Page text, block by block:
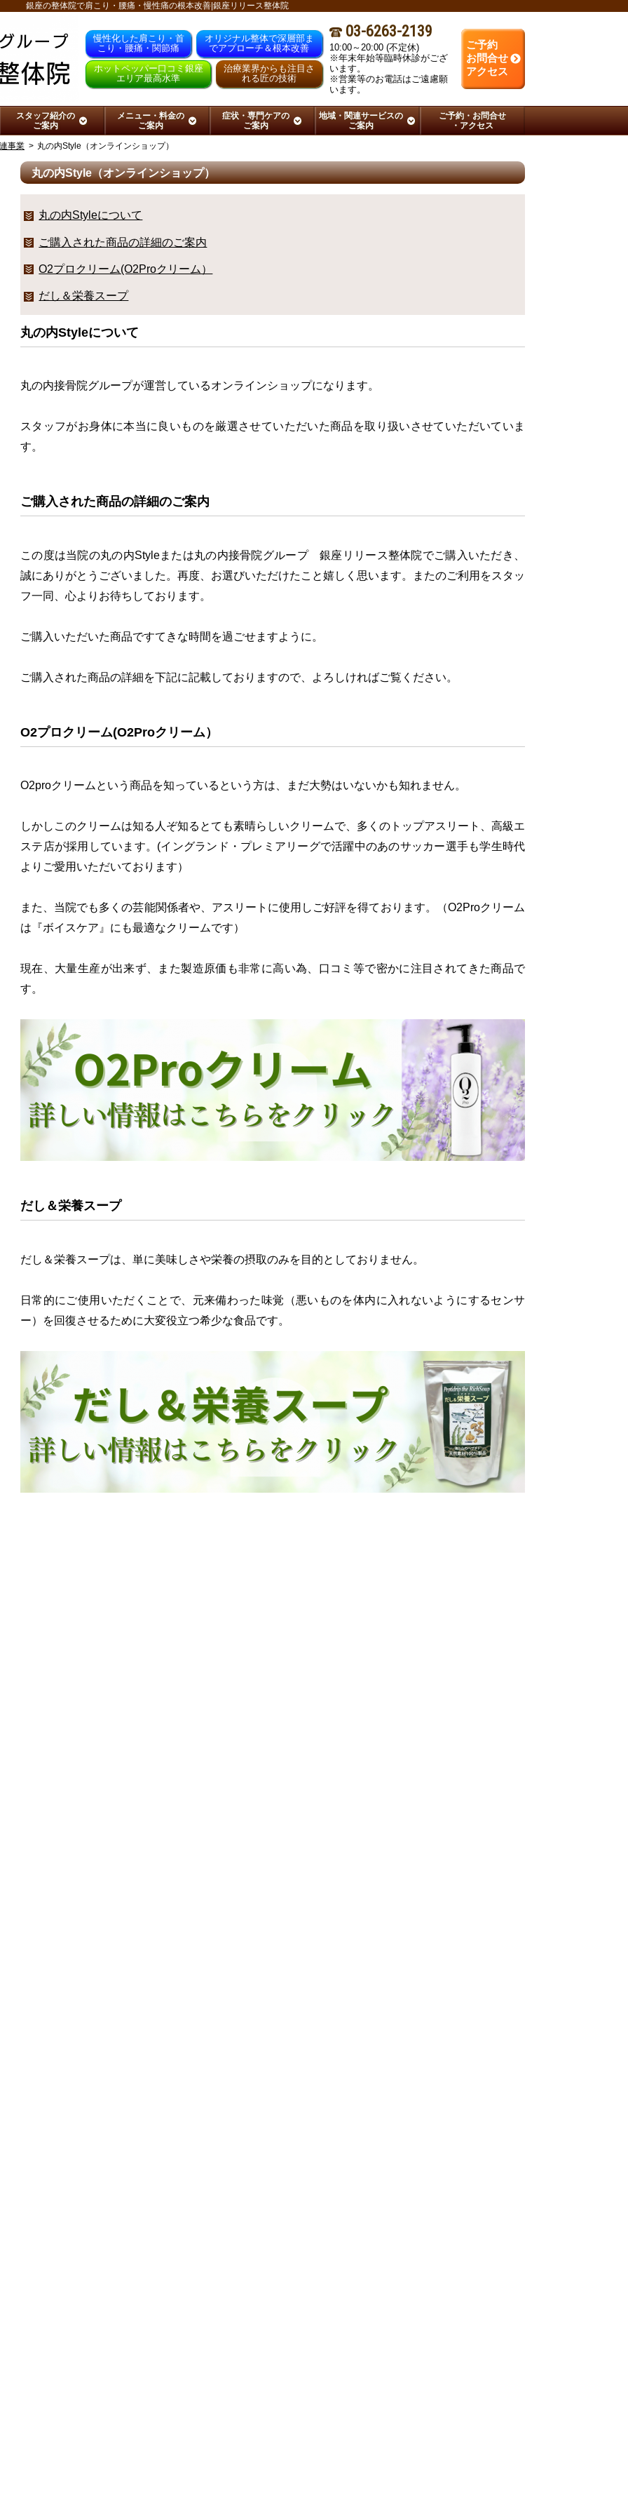
銀座の整体院で肩こり・腰痛・慢性痛の根本改善|銀座リリース整体院
慢性化した肩こり・首
こり・腰痛・関節痛
オリジナル整体で深層部ま
でアプローチ＆根本改善
ホットペッパー口コミ銀座
エリア最高水準
治療業界からも注目さ
れる匠の技術
03-6263-2139
10:00～20:00 (不定休)
※年末年始等臨時休診がござ
います。
※営業等のお電話はご遠慮願
います。
ご予約
お問合せ
アクセス
スタッフ紹介の
ご案内
メニュー・料金の
ご案内
症状・専門ケアの
ご案内
地域・関連サービスの
ご案内
ご予約・お問合せ
・アクセス
事業 丸の内Style（オンラインショップ）
丸の内Style（オンラインショップ）
丸の内Styleについて
ご購入された商品の詳細のご案内
O2プロクリーム(O2Proクリーム）
だし＆栄養スープ
丸の内Styleについて
丸の内接骨院グループが運営しているオンラインショップになります。
スタッフがお身体に本当に良いものを厳選させていただいた商品を取り扱いさせていただいていま
す。
ご購入された商品の詳細のご案内
この度は当院の丸の内Styleまたは丸の内接骨院グループ 銀座リリース整体院でご購入いただき、
誠にありがとうございました。再度、お選びいただけたこと嬉しく思います。またのご利用をスタッ
フ一同、心よりお待ちしております。
ご購入いただいた商品ですてきな時間を過ごせますように。
ご購入された商品の詳細を下記に記載しておりますので、よろしければご覧ください。
O2プロクリーム(O2Proクリーム）
O2proクリームという商品を知っているという方は、まだ大勢はいないかも知れません。
しかしこのクリームは知る人ぞ知るとても素晴らしいクリームで、多くのトップアスリート、高級エ
ステ店が採用しています。(イングランド・プレミアリーグで活躍中のあのサッカー選手も学生時代
よりご愛用いただいております）
また、当院でも多くの芸能関係者や、アスリートに使用しご好評を得ております。（O2Proクリーム
は『ボイスケア』にも最適なクリームです）
現在、大量生産が出来ず、また製造原価も非常に高い為、口コミ等で密かに注目されてきた商品で
す。
だし＆栄養スープ
だし＆栄養スープは、単に美味しさや栄養の摂取のみを目的としておりません。
日常的にご使用いただくことで、元来備わった味覚（悪いものを体内に入れないようにするセンサ
ー）を回復させるために大変役立つ希少な食品です。